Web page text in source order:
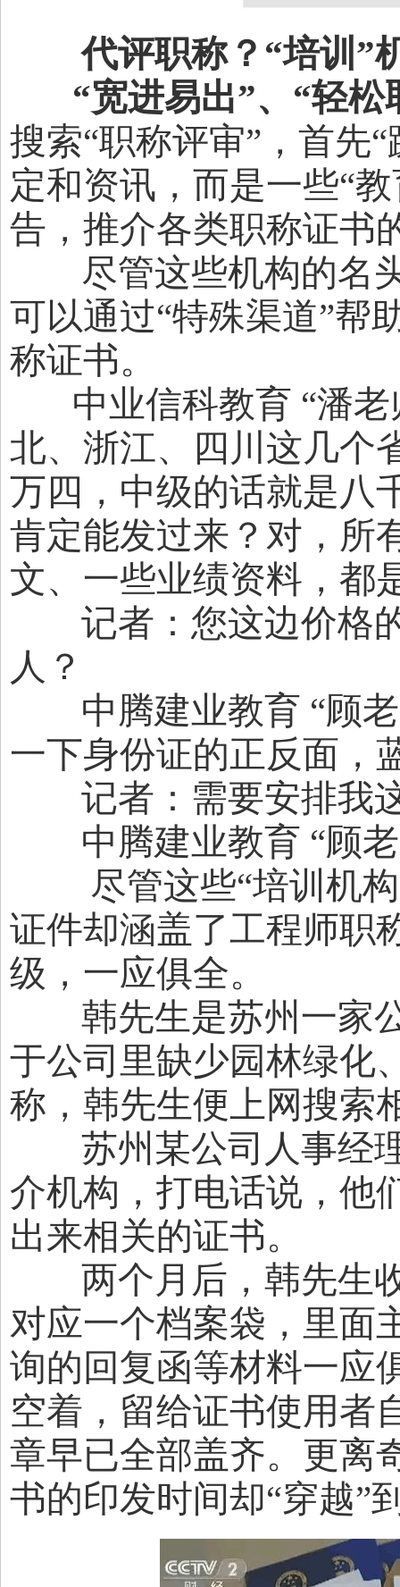
代评职称？“培训”
“宽进易出”、“轻松
搜索“职称评审”，首先
定和资讯，而是一些“
告，推介各类职称证书
尽管这些机构的名头
可以通过“特殊渠道”帮
称证书。
中业信科教育 “潘老
北、浙江、四川这几个
万四，中级的话就是八
肯定能发过来？对，所
文、一些业绩资料，都
记者：您这边价格的
人？
中腾建业教育 “顾老
一下身份证的正反面，
记者：需要安排我
中腾建业教育 “顾老
尽管这些“培训机构”
证件却涵盖了工程师职
级，一应俱全。
韩先生是苏州一家公
于公司里缺少园林绿化
称，韩先生便上网搜索
苏州某公司人事经理
介机构，打电话说，他
出来相关的证书。
两个月后，韩先生收
对应一个档案袋，里面
询的回复函等材料一应
空着，留给证书使用者
章早已全部盖齐。更离
书的印发时间却“穿越”